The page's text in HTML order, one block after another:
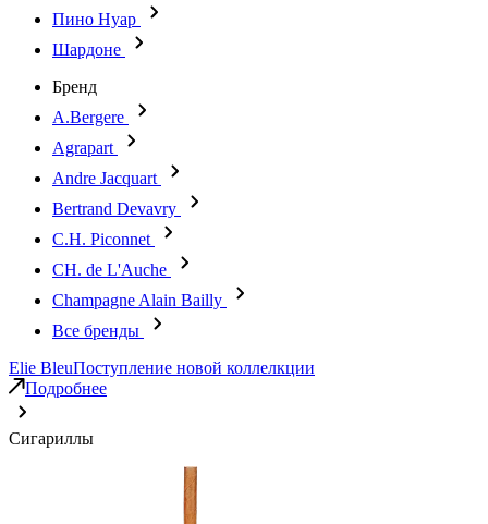
Пино Нуар
Шардоне
Бренд
A.Bergere
Agrapart
Andre Jacquart
Bertrand Devavry
C.H. Piconnet
CH. de L'Auche
Champagne Alain Bailly
Все бренды
Elie BleuПоступление новой коллелкции
Подробнее
Сигариллы